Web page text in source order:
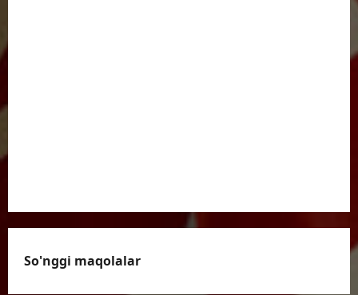
So'nggi maqolalar